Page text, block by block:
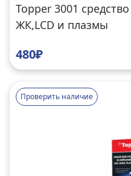
Topper 3001
ЖК,LCD и плазмы
480₽
Проверить наличие